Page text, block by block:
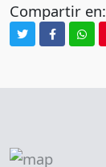
Compartir en: